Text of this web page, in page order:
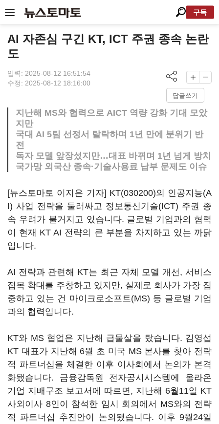
구독
AI 자존심 구긴 KT, ICT 주권 종속 논란
도
입력: 2025-08-12 16:51:54
수정: 2025-08-12 18:16:00
답글쓰기
지난해 MS와 협력으로 AICT 역량 강화 기대 모았
지만
국대 AI 5팀 선정서 탈락하며 1년 만에 분위기 반
전
독자 모델 앞장섰지만…대표 바뀌며 1년 넘게 방치
국가망 외국산 종속·기술사용료 납부 문제도 이슈
[뉴스토마토 이지은 기자] KT(030200)의 인공지능(A
I) 사업 전략을 둘러싸고 정보통신기술(ICT) 주권 종
속 우려가 불거지고 있습니다. 글로벌 기업과의 협력
이 현재 KT AI 전략의 큰 부분을 차지하고 있는 까닭
입니다.
AI 전략과 관련해 KT는 최근 자체 모델 개선, 서비스
접목 확대를 주창하고 있지만, 실제로 회사가 가장 집
중하고 있는 건 마이크로소프트(MS) 등 글로벌 기업
과의 협력입니다.
KT와 MS 협업은 지난해 급물살을 탔습니다. 김영섭
KT 대표가 지난해 6월 초 미국 MS 본사를 찾아 전략
적 파트너십을 체결한 이후 이사회에서 논의가 본격
화됐습니다. 금융감독원 전자공시시스템에 올라온
기업 지배구조 보고서에 따르면, 지난해 6월11일 KT
사외이사 8인이 참석한 임시 회의에서 MS와의 전략
적 파트너십 추진안이 논의됐습니다. 이후 9월24일